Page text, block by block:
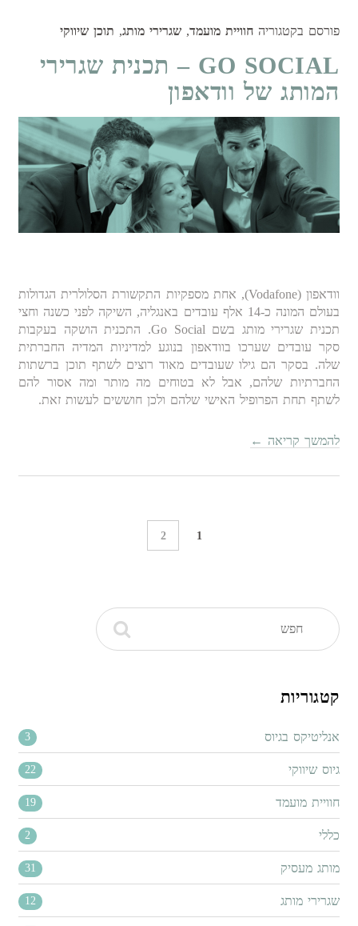
פורסם בקטגוריהחוויית מועמד,שגרירי מותג, תוכן שיווקי
GO SOCIAL – תכנית שגרירי
המותג של וודאפון
וודאפון (Vodafone), אחת מספקיות התקשורת הסלולרית הגדולות
בעולם המונה כ-14 אלף עובדים באנגליה, השיקה לפני כשנה וחצי
תכנית שגרירי מותג בשם Go Social. התכנית הושקה בעקבות
סקר עובדים שערכו בוודאפון בנוגע למדיניות המדיה החברתית
שלה. בסקר הם גילו שעובדים מאוד רוצים לשתף תוכן ברשתות
החברתיות שלהם, אבל לא בטוחים מה מותר ומה אסור להם
לשתף תחת הפרופיל האישי שלהם ולכן חוששים לעשות זאת.
להמשך קריאה ←
1
2
קטגוריות
אנליטיקס בגיוס 3
גיוס שיווקי 22
חוויית מועמד 19
כללי 2
מותג מעסיק 31
שגרירי מותג 12